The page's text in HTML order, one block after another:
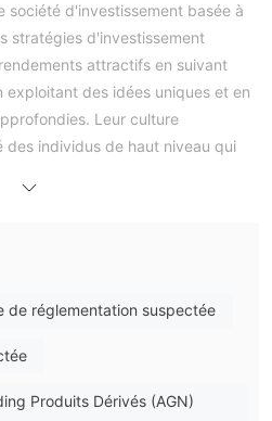
société d'investissement basée à
stratégies d'investissement
attractifs en suivant
exploitant des idées uniques et en
Leur culture
individus de haut niveau qui
garantissant ainsi que ses intérêts
bénéficient de l'expertise
fournie par son unité de
de réglementation suspectée
Produits Dérivés (AGN)